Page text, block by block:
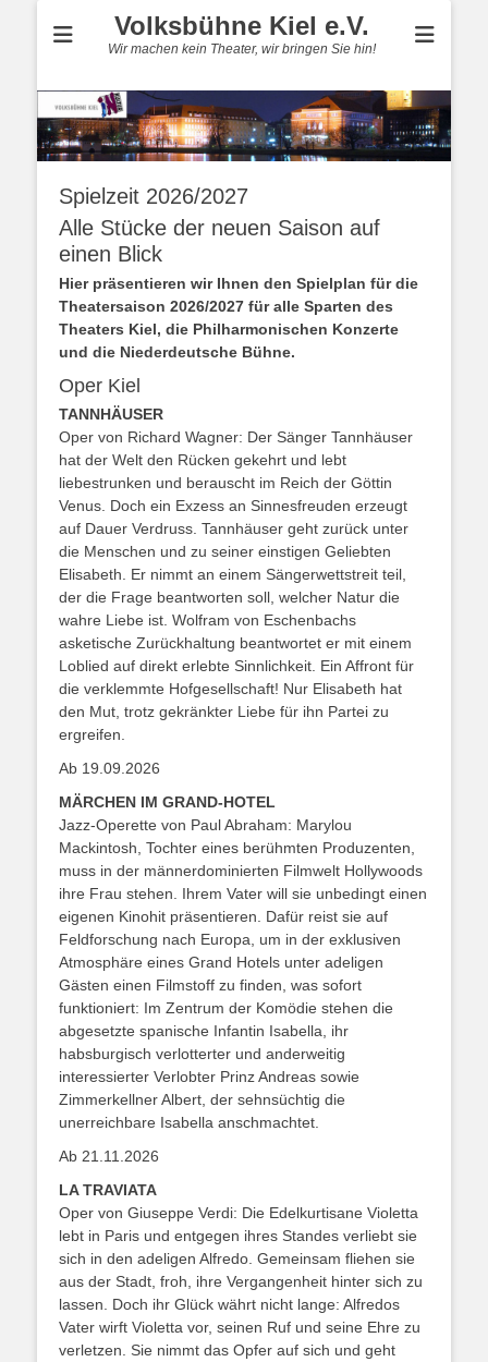
Volksbühne Kiel e.V.
Wir machen kein Theater, wir bringen Sie hin!
Spielzeit 2026/2027
Alle Stücke der neuen Saison auf
einen Blick
Hier präsentieren wir Ihnen den Spielplan für die
Theatersaison 2026/2027 für alle Sparten des
Theaters Kiel, die Philharmonischen Konzerte
und die Niederdeutsche Bühne.
Oper Kiel
TANNHÄUSER
Oper von Richard Wagner: Der Sänger Tannhäuser
hat der Welt den Rücken gekehrt und lebt
liebestrunken und berauscht im Reich der Göttin
Venus. Doch ein Exzess an Sinnesfreuden erzeugt
auf Dauer Verdruss. Tannhäuser geht zurück unter
die Menschen und zu seiner einstigen Geliebten
Elisabeth. Er nimmt an einem Sängerwettstreit teil,
der die Frage beantworten soll, welcher Natur die
wahre Liebe ist. Wolfram von Eschenbachs
asketische Zurückhaltung beantwortet er mit einem
Loblied auf direkt erlebte Sinnlichkeit. Ein Affront für
die verklemmte Hofgesellschaft! Nur Elisabeth hat
den Mut, trotz gekränkter Liebe für ihn Partei zu
ergreifen.
Ab 19.09.2026
MÄRCHEN IM GRAND-HOTEL
Jazz-Operette von Paul Abraham: Marylou
Mackintosh, Tochter eines berühmten Produzenten,
muss in der männerdominierten Filmwelt Hollywoods
ihre Frau stehen. Ihrem Vater will sie unbedingt einen
eigenen Kinohit präsentieren. Dafür reist sie auf
Feldforschung nach Europa, um in der exklusiven
Atmosphäre eines Grand Hotels unter adeligen
Gästen einen Filmstoff zu finden, was sofort
funktioniert: Im Zentrum der Komödie stehen die
abgesetzte spanische Infantin Isabella, ihr
habsburgisch verlotterter und anderweitig
interessierter Verlobter Prinz Andreas sowie
Zimmerkellner Albert, der sehnsüchtig die
unerreichbare Isabella anschmachtet.
Ab 21.11.2026
LA TRAVIATA
Oper von Giuseppe Verdi: Die Edelkurtisane Violetta
lebt in Paris und entgegen ihres Standes verliebt sie
sich in den adeligen Alfredo. Gemeinsam fliehen sie
aus der Stadt, froh, ihre Vergangenheit hinter sich zu
lassen. Doch ihr Glück währt nicht lange: Alfredos
Vater wirft Violetta vor, seinen Ruf und seine Ehre zu
verletzen. Sie nimmt das Opfer auf sich und geht